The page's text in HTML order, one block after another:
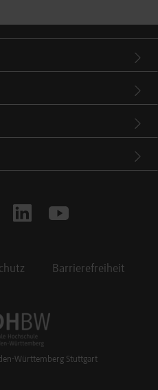
linkedin youtube
Barrierefreiheit
Württemberg Stuttgart